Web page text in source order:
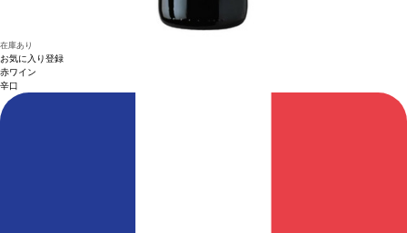
在庫あり
お気に入り登録
赤ワイン
辛口